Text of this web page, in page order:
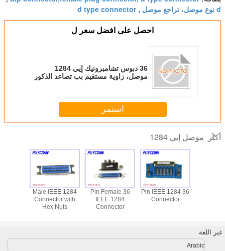
d نوع موصل، تراجع موصل ,
d type connector
احصل على افضل سعر ل
36 دبوس تشامبرونيك إيي 1284
موصل، زاوية مستقيم بب تصاعد الذكور
استمر
أكثر موصل إيي 1284
Male IEEE 1284
Connector with
Hex Nuts
36 Pin Female
IEEE 1284
Connector
36 Pin IEEE 1284
Connector
غير اللغة
Arabic